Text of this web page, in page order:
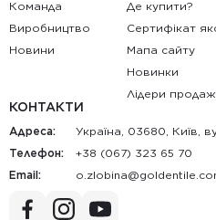
Команда
Виробництво
Новини
Де купити?
Сертифікат
Мапа сайту
Новинки
Лідери
КОНТАКТИ
Адреса:
Україна, 03680, Київ,
Телефон:
+38 (067) 323 65 70
Email: